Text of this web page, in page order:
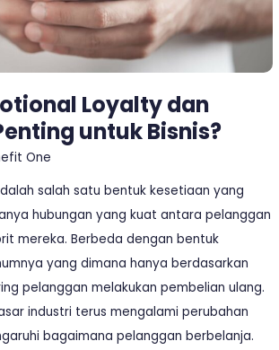
Loyalty dan
untuk Bisnis?
One
salah satu bentuk kesetiaan yang
hubungan yang kuat antara pelanggan
mereka. Berbeda dengan bentuk
yang dimana hanya berdasarkan
pelanggan melakukan pembelian ulang.
industri terus mengalami perubahan
bagaimana pelanggan berbelanja.